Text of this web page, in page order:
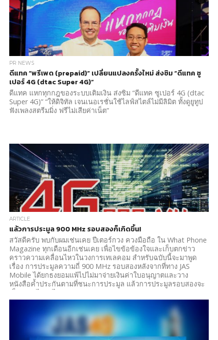
PR NEWS
ดีแทค “พรีเพด (prepaid)” เปลี่ยนแปลงครั้งใหม่ ส่งซิม “ดีแทค ซู
เปอร์ 4G (dtac Super 4G)”
ดีแทค แหกทุกกฎของระบบเติมเงิน ส่งซิม “ดีแทค ซูเปอร์ 4G (dtac
Super 4G)” “ให้ดิจิทัล เจนเนอเรชั่นใช้ไลฟ์สไตล์ไม่มีลิมิต ทั้งดูยูทูป
ฟังเพลงสตรีมมิ่ง ฟรีไม่เสียค่าเน็ต”
ARTICLE
แล้วการประมูล 900 MHz รอบสองก็เกิดขึ้น!
สวัสดีครับ พบกับผมเช่นเคย ปีเตอร์กวง ควงมือถือ ใน What Phone
Magazine ทุกเดือนอีกเช่นเคย เพื่อไขข้อข้องใจและเก็บตกข่าว
คราวความเคลื่อนไหวในวงการเทเลคอม สำหรับฉบับนี้จะมาพูด
เรื่อง การประมูลความถี่ 900 MHz รอบสองหลังจากที่ทาง JAS
Mobile ได้ยกธงยอมแพ้ไปไม่มาจ่ายเงินค่าใบอนุญาตและวาง
หนังสือค้ำประกันตามที่ชนะการประมูล แล้วการประมูลรอบสองจะ
เป็นอย่างไรต่อไป...